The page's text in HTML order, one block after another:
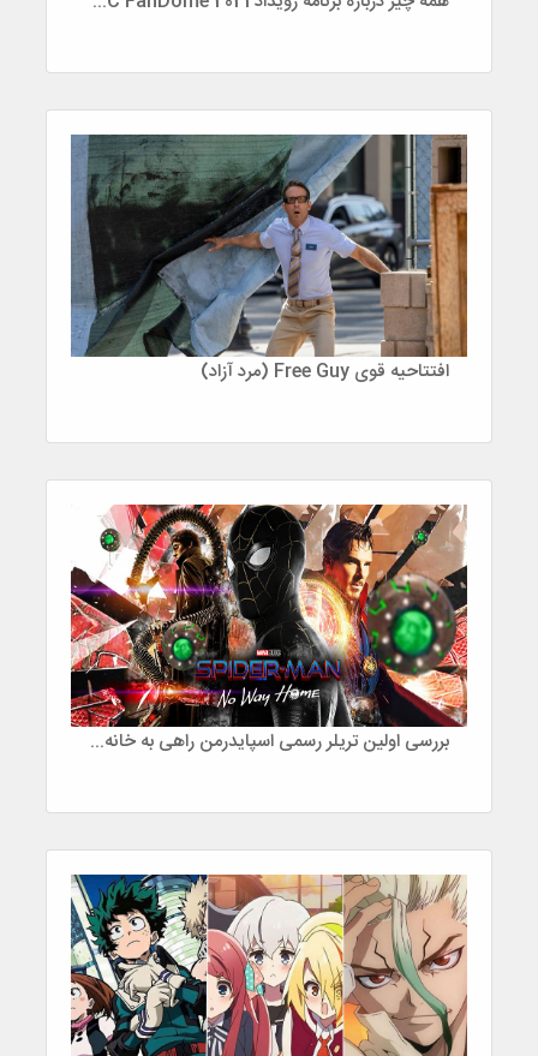
افتتاحیه قوی Free Guy (مرد آزاد)
بررسی اولین تریلر رسمی اسپایدرمن راهی به خانه نیست